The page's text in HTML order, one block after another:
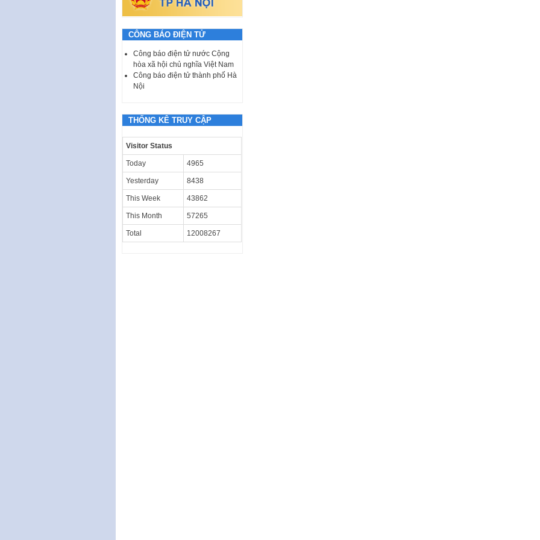
CÔNG BÁO ĐIỆN TỬ
Công báo điện tử nước Cộng
hòa xã hội chủ nghĩa Việt Nam
Công báo điện tử thành phố Hà
Nội
THỐNG KÊ TRUY CẬP
Visitor Status
Today 4965
Yesterday 8438
This Week 43862
This Month 57265
Total 12008267